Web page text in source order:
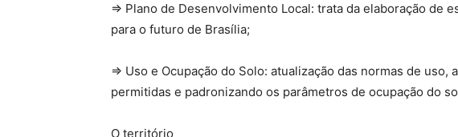
⇒ Plano de Desenvolvimento Local: trata da elaboração de
para o futuro de Brasília;
⇒ Uso e Ocupação do Solo: atualização das normas de uso,
permitidas e padronizando os parâmetros de ocupação do
O território